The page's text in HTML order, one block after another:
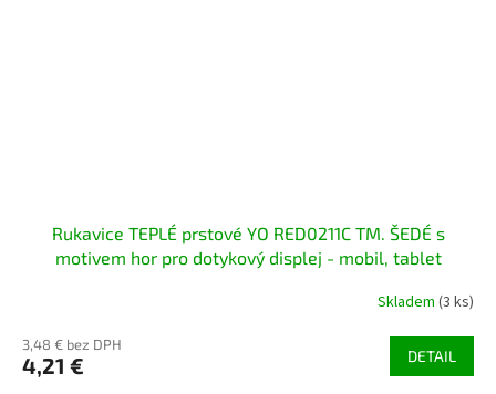
Rukavice TEPLÉ prstové YO RED0211C TM. ŠEDÉ s
motivem hor pro dotykový displej - mobil, tablet
Skladem (3 ks)
3,48 € bez DPH
4,21 € DETAIL